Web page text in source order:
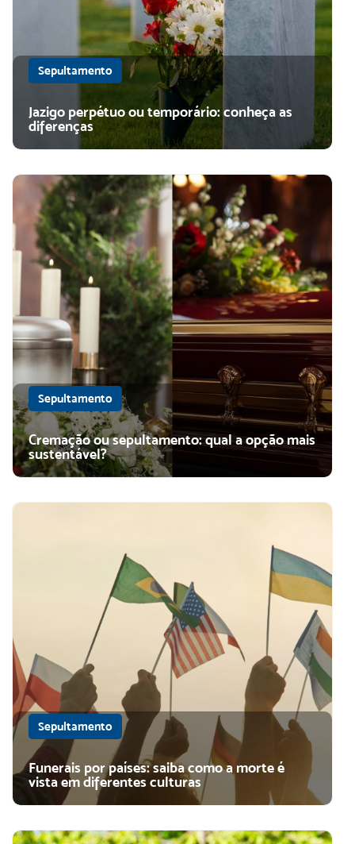
Sepultamento
Jazigo perpétuo ou temporário: conheça as
diferenças
Sepultamento
Cremação ou sepultamento: qual a opção mais
sustentável?
Sepultamento
Funerais por países: saiba como a morte é
vista em diferentes culturas